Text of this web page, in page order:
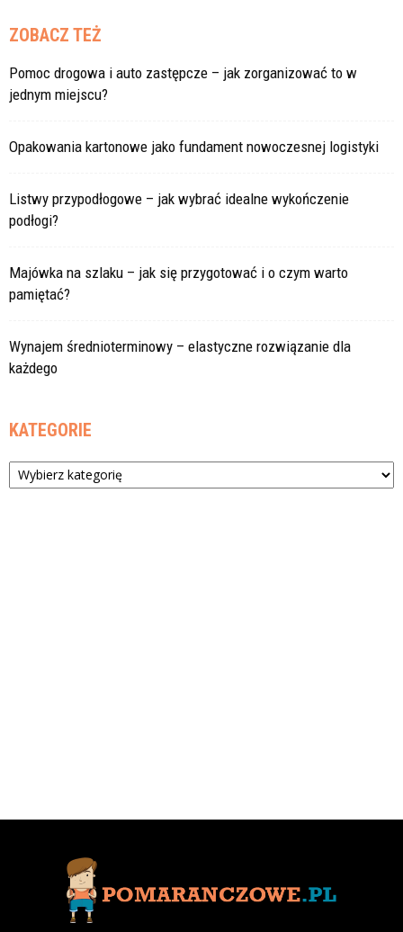
ZOBACZ TEŻ
Pomoc drogowa i auto zastępcze – jak zorganizować to w
jednym miejscu?
Opakowania kartonowe jako fundament nowoczesnej logistyki
Listwy przypodłogowe – jak wybrać idealne wykończenie
podłogi?
Majówka na szlaku – jak się przygotować i o czym warto
pamiętać?
Wynajem średnioterminowy – elastyczne rozwiązanie dla
każdego
KATEGORIE
Kategorie